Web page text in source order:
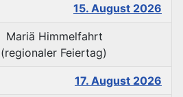
15. August 2026
Mariä Himmelfahrt
(regionaler Feiertag)
17. August 2026